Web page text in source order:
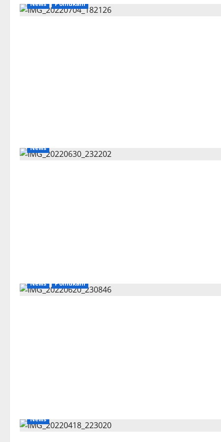
News Polhukam
News
News Polhukam
News